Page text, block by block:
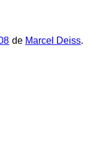
de Marcel Deiss.